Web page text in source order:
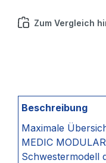
Zum Vergleich
Beschreibung
Maximale
MEDIC
Schwestermodell